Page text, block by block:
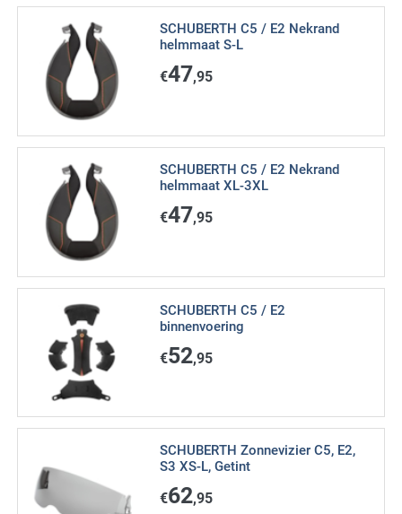
SCHUBERTH C5 / E2 Nekrand
helmmaat S-L
€47,95
SCHUBERTH C5 / E2 Nekrand
helmmaat XL-3XL
€47,95
SCHUBERTH C5 / E2
binnenvoering
€52,95
SCHUBERTH Zonnevizier C5, E2,
S3 XS-L, Getint
€62,95